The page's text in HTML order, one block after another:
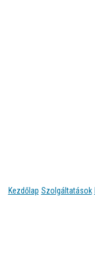
Kezdőlap Szolgáltatások